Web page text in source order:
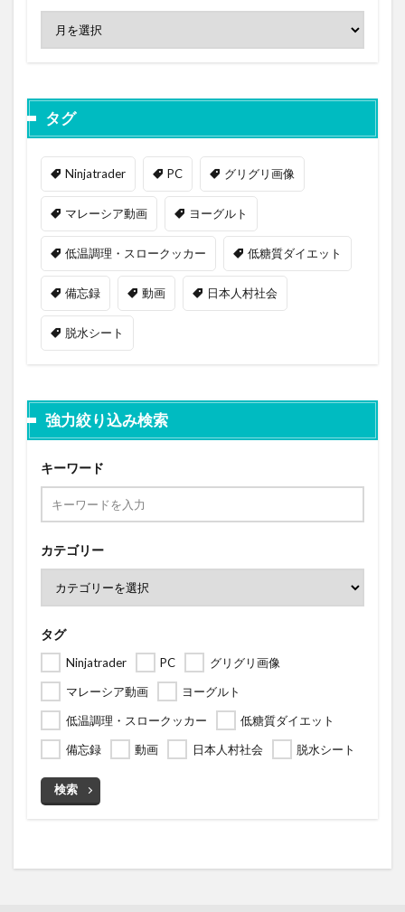
タグ
Ninjatrader PC グリグリ画像
マレーシア動画 ヨーグルト
低温調理・スロークッカー 低糖質ダイエット
備忘録 動画 日本人村社会
脱水シート
強力絞り込み検索
キーワード
カテゴリー
タグ
Ninjatrader PC
グリグリ画像
マレーシア動画
ヨーグルト
低温調理・スロークッカー
低糖質ダイエット
備忘録
動画 日本人村社会 脱水シート
検索